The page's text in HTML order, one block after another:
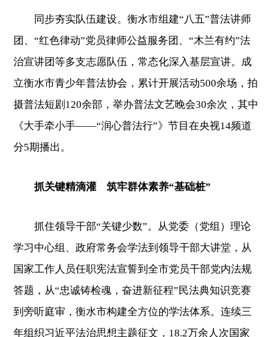
同步夯实队伍建设。衡水市组建“八五”普法讲师
团、“红色律动”党员律师公益服务团、“木兰有约”法
治宣讲团等多支志愿队伍，常态化深入基层宣讲。成
立衡水市青少年普法协会，累计开展活动500余场，拍
摄普法短剧120余部，举办普法文艺晚会30余次，其中
《大手牵小手——“润心普法行”》节目在央视14频道
分5期播出。
抓关键精滴灌 筑牢群体素养“基础桩”
抓住领导干部“关键少数”。从党委（党组）理论
学习中心组、政府常务会学法到领导干部大讲堂，从
国家工作人员任职宪法宣誓到全市党员干部党内法规
答题，从“忠诚铸检魂，奋进新征程”民法典知识竞赛
到旁听庭审，衡水市构建全方位的学法体系。连续三
年组织习近平法治思想主题征文，18.2万余人次国家